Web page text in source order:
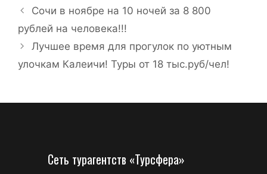
Сочи в ноябре на 10 ночей за 8 800
рублей на человека!!!
Лучшее время для прогулок по уютным
улочкам Калеичи! Туры от 18 тыс.руб/чел!
Сеть турагентств «Турсфера»